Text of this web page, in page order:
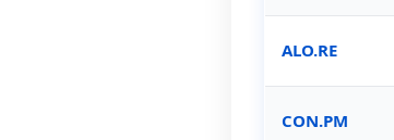
ALO.RE
CON.PM